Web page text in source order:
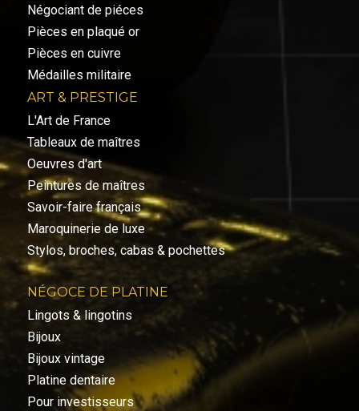
Négociant de piéces
Pièces en plaqué or
Pièces en cuivre
Médailles militaire
ART & PRESTIGE
L'Art de France
Tableaux de maîtres
Oeuvres d'art
Peintures de maîtres
Savoir-faire français
Maroquinerie de luxe
Stylos, broches, cabas & pochettes
NÉGOCE DE PLATINE
Lingots & lingotins
Bijoux
Bijoux vintage
Platine dentaire
Pour investisseurs